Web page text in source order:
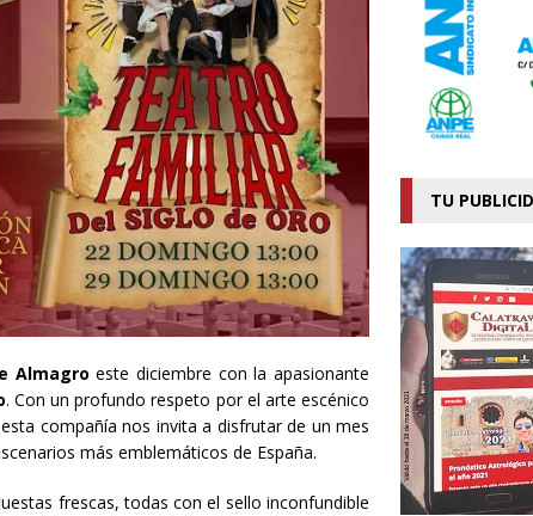
Almagro este diciembre con la apasionante
. Con un profundo respeto por el arte escénico
compañía nos invita a disfrutar de un mes
más emblemáticos de España.
frescas, todas con el sello inconfundible
TU